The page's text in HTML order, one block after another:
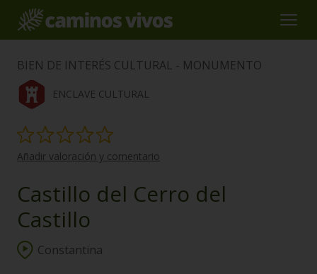
BIEN DE INTERÉS CULTURAL - MONUMENTO
ENCLAVE CULTURAL
Añadir valoración y comentario
Castillo del Cerro del
Castillo
Constantina